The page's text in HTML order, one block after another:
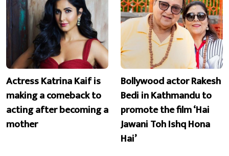
Actress Katrina Kaif is
making a comeback to
acting after becoming a
mother
Bollywood actor Rakesh
Bedi in Kathmandu to
promote the film ‘Hai
Jawani Toh Ishq Hona
Hai’